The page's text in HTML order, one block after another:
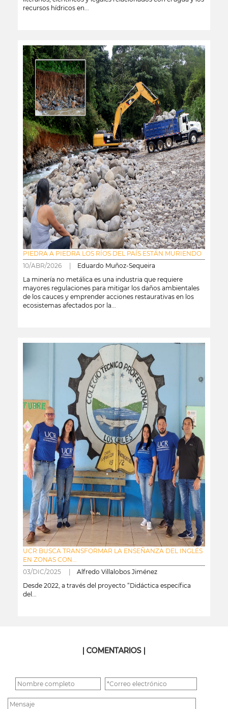
recursos hídricos en...
PIEDRA A PIEDRA LOS RÍOS DEL PAÍS ESTÁN MURIENDO
10/ABR/2026 | Eduardo Muñoz-Sequeira
La minería no metálica es una industria que requiere
mayores regulaciones para mitigar los daños ambientales
de los cauces y emprender acciones restaurativas en los
ecosistemas afectados por la...
UCR BUSCA TRANSFORMAR LA ENSEÑANZA DEL INGLÉS
EN ZONAS CON...
03/DIC/2025 | Alfredo Villalobos Jiménez
Desde 2022, a través del proyecto “Didáctica específica
del...
| COMENTARIOS |